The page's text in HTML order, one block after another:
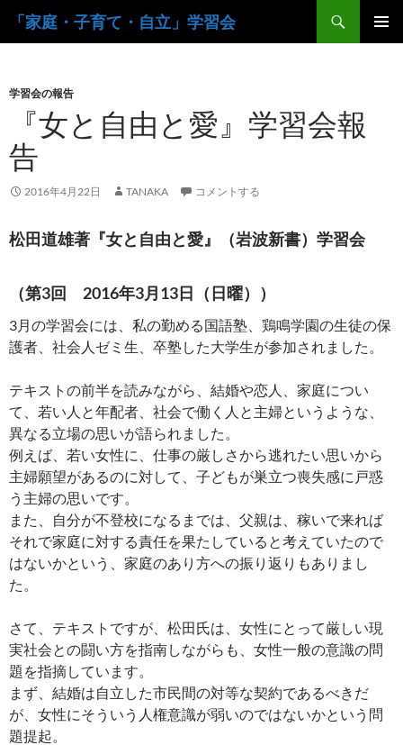
ツ
キ
「家庭・子育て・自立」学習会
学習会の報告
『女と自由と愛』学習会報
告
2016年4月22日 TANAKA コメントする
松田道雄著『女と自由と愛』（岩波新書）学習会
（第3回 2016年3月13日（日曜））
3月の学習会には、私の勤める国語塾、鶏鳴学園の生徒の保
護者、社会人ゼミ生、卒塾した大学生が参加されました。
テキストの前半を読みながら、結婚や恋人、家庭につい
て、若い人と年配者、社会で働く人と主婦というような、
異なる立場の思いが語られました。
例えば、若い女性に、仕事の厳しさから逃れたい思いから
主婦願望があるのに対して、子どもが巣立つ喪失感に戸惑
う主婦の思いです。
また、自分が不登校になるまでは、父親は、稼いで来れば
それで家庭に対する責任を果たしていると考えていたので
はないかという、家庭のあり方への振り返りもありまし
た。
さて、テキストですが、松田氏は、女性にとって厳しい現
実社会との闘い方を指南しながらも、女性一般の意識の問
題を指摘しています。
まず、結婚は自立した市民間の対等な契約であるべきだ
が、女性にそういう人権意識が弱いのではないかという問
題提起。